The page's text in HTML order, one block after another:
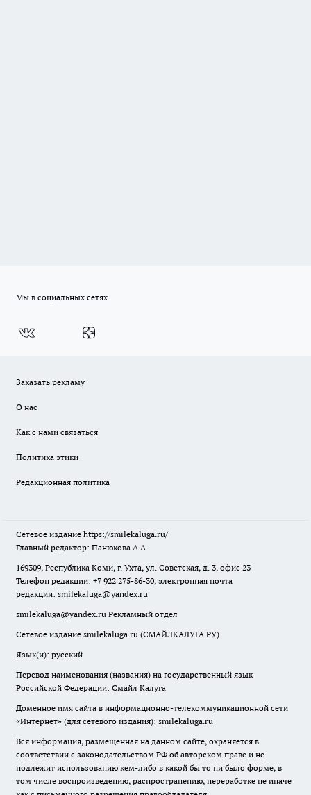
Мы в социальных сетях
Заказать рекламу
О нас
Как с нами связаться
Политика этики
Редакционная политика
Сетевое издание https://smilekaluga.ru/
Главный редактор: Панюкова А.А.
169309, Республика Коми, г. Ухта, ул. Советская, д. 3, офис 23
Телефон редакции: +7 922 275-86-30, электронная почта
редакции: smilekaluga@yandex.ru
smilekaluga@yandex.ru Рекламный отдел
Сетевое издание smilekaluga.ru (СМАЙЛКАЛУГА.РУ)
Язык(и): русский
Перевод наименования (названия) на государственный язык
Российской Федерации: Смайл Калуга
Доменное имя сайта в информационно-телекоммуникационной сети
«Интернет» (для сетевого издания): smilekaluga.ru
Вся информация, размещенная на данном сайте, охраняется в
соответствии с законодательством РФ об авторском праве и не
подлежит использованию кем-либо в какой бы то ни было форме, в
том числе воспроизведению, распространению, переработке не иначе